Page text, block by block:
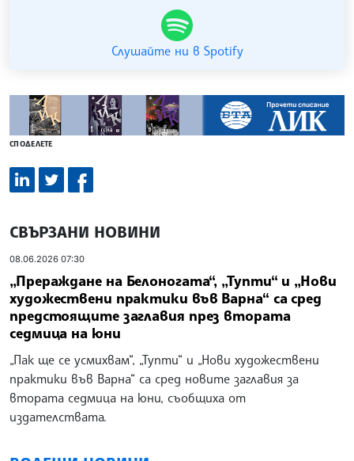
Слушайте ни в Spotify
СПОДЕЛЕТЕ
СВЪРЗАНИ НОВИНИ
08.06.2026 07:30
„Прераждане на Белоногата“, „Тупти“ и „Нови
художествени практики във Варна“ са сред
предстоящите заглавия през втората
седмица на юни
„Пак ще се усмихвам“, „Тупти“ и „Нови художествени
практики във Варна“ са сред новите заглавия за
втората седмица на юни, съобщиха от
издателствата.